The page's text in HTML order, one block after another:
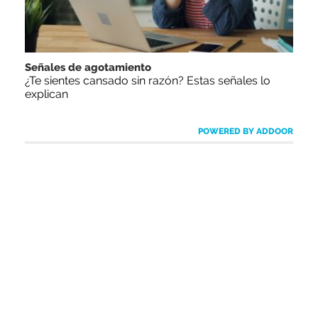
Señales de agotamiento
¿Te sientes cansado sin razón? Estas señales lo
explican
POWERED BY ADDOOR